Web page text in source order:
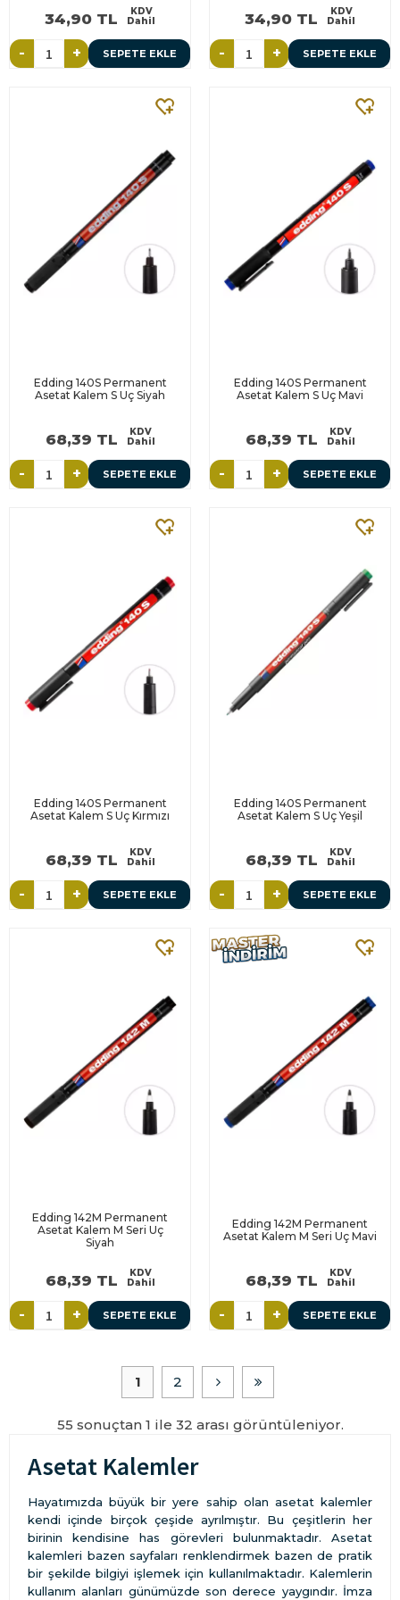
34,90 TL
KDV
Dahil
- + SEPETE EKLE
34,90 TL
KDV
Dahil
- + SEPETE EKLE
Edding 140S Permanent
Asetat Kalem S Uç Siyah
68,39 TL
KDV
Dahil
- + SEPETE EKLE
Edding 140S Permanent
Asetat Kalem S Uç Mavi
68,39 TL
KDV
Dahil
- + SEPETE EKLE
Edding 140S Permanent
Asetat Kalem S Uç Kırmızı
68,39 TL
KDV
Dahil
- + SEPETE EKLE
Edding 140S Permanent
Asetat Kalem S Uç Yeşil
68,39 TL
KDV
Dahil
- + SEPETE EKLE
Edding 142M Permanent
Asetat Kalem M Seri Uç
Siyah
68,39 TL
KDV
Dahil
- + SEPETE EKLE
Edding 142M Permanent
Asetat Kalem M Seri Uç Mavi
68,39 TL
KDV
Dahil
- + SEPETE EKLE
1 2
55 sonuçtan 1 ile 32 arası görüntüleniyor.
Asetat Kalemler
Hayatımızda büyük bir yere sahip olan asetat kalemler
kendi içinde birçok çeşide ayrılmıştır. Bu çeşitlerin her
birinin kendisine has görevleri bulunmaktadır. Asetat
kalemleri bazen sayfaları renklendirmek bazen de pratik
bir şekilde bilgiyi işlemek için kullanılmaktadır. Kalemlerin
kullanım alanları günümüzde son derece yaygındır. İmza